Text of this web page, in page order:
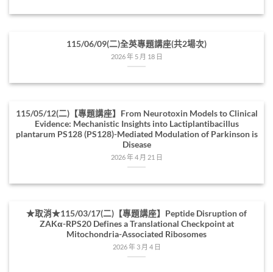
115/06/09(二)全英專題講座(共2場次)
2026 年 5 月 18 日
115/05/12(二)【專題講座】From Neurotoxin Models to Clinical
Evidence: Mechanistic Insights into Lactiplantibacillus
plantarum PS128 (PS128)-Mediated Modulation of Parkinson is
Disease
2026 年 4 月 21 日
★取消★115/03/17(二)【專題講座】Peptide Disruption of
ZAKα-RPS20 Defines a Translational Checkpoint at
Mitochondria-Associated Ribosomes
2026 年 3 月 4 日